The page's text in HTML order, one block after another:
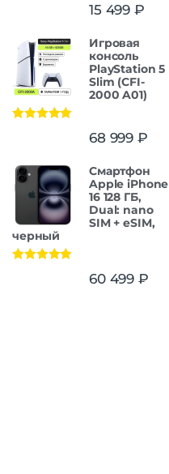
15 499 ₽
Игровая
консоль
PlayStation 5
Slim (CFI-
2000 A01)
68 999 ₽
Смартфон
Apple iPhone
16 128 ГБ,
Dual: nano
SIM + eSIM,
черный
60 499 ₽